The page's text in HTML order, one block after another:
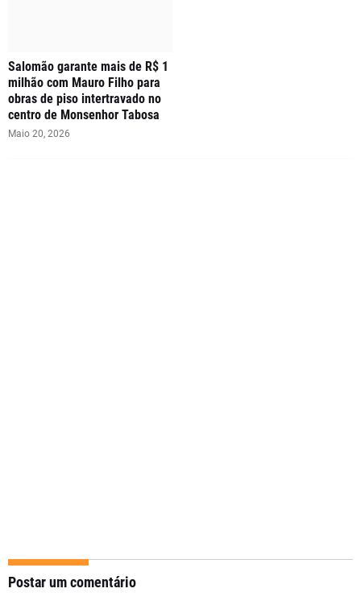
Salomão garante mais de R$ 1
milhão com Mauro Filho para
obras de piso intertravado no
centro de Monsenhor Tabosa
Maio 20, 2026
Postar um comentário